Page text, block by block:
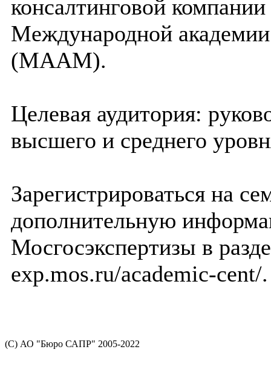
консалтинговой
Международной
(МААМ).
Целевая аудитория:
высшего и среднего
Зарегистрироваться на
дополнительную
Мосгосэкспертизы в
exp.mos.ru/academic-cent/.
(С) АО "Бюро САПР" 2005-2022